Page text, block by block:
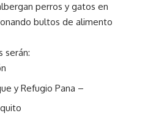
perros y gatos en
bultos de alimento
serán:
y Refugio Pana –